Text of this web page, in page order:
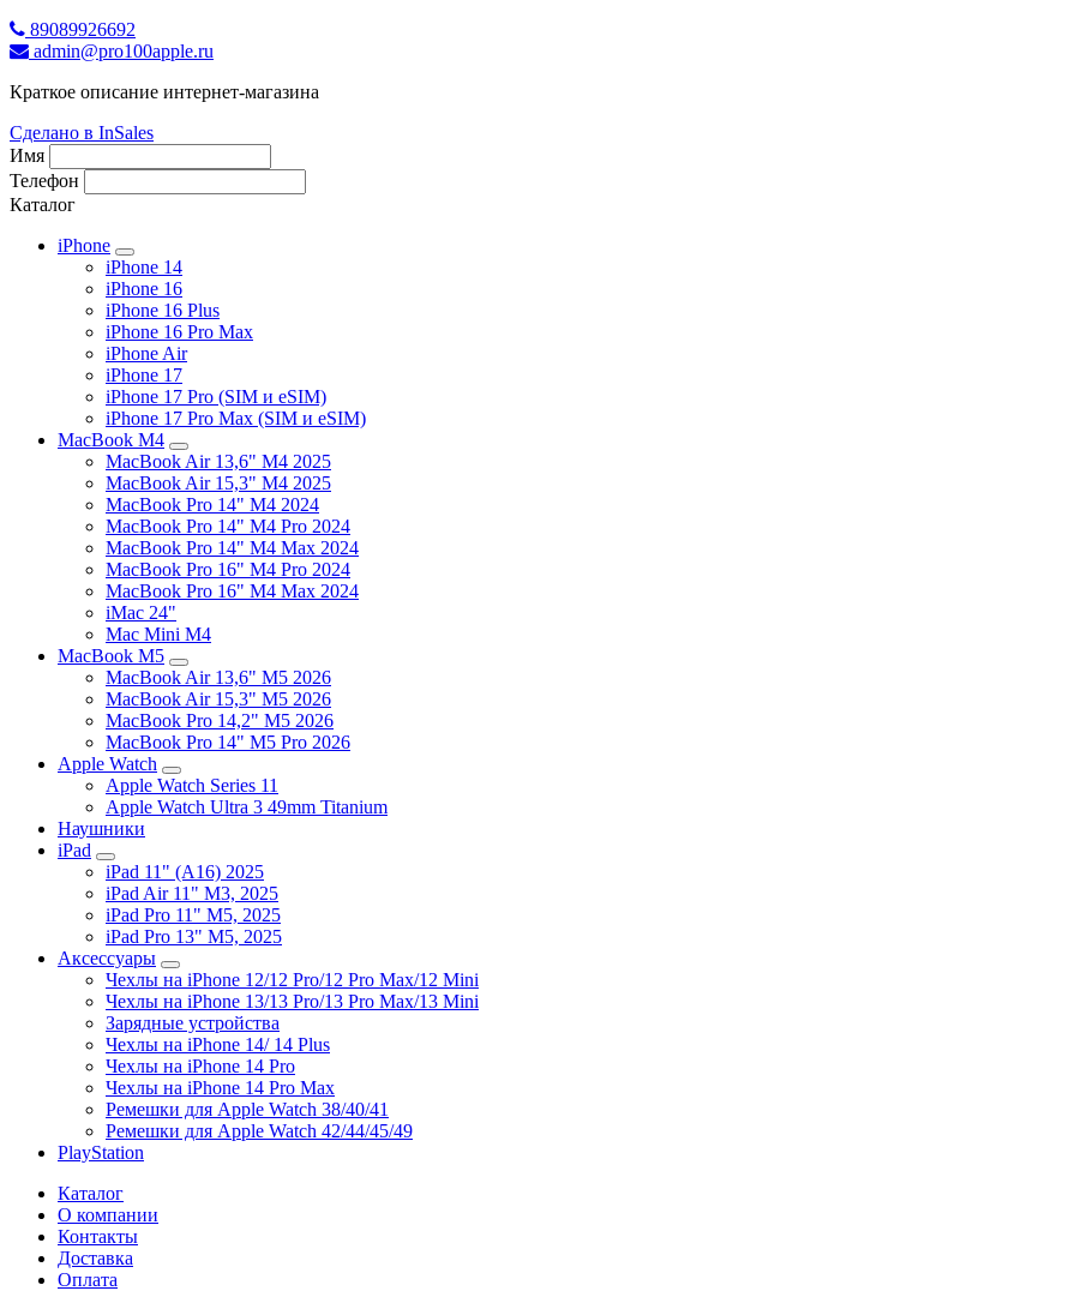
89089926692
admin@pro100apple.ru
Краткое описание интернет-магазина
Сделано в InSales
Имя
Телефон
Каталог
iPhone
iPhone 14
iPhone 16
iPhone 16 Plus
iPhone 16 Pro Max
iPhone Air
iPhone 17
iPhone 17 Pro (SIM и eSIM)
iPhone 17 Pro Max (SIM и eSIM)
MacBook M4
MacBook Air 13,6" M4 2025
MacBook Air 15,3" M4 2025
MacBook Pro 14" M4 2024
MacBook Pro 14" M4 Pro 2024
MacBook Pro 14" M4 Max 2024
MacBook Pro 16" M4 Pro 2024
MacBook Pro 16" M4 Max 2024
iMac 24"
Mac Mini M4
MacBook M5
MacBook Air 13,6" M5 2026
MacBook Air 15,3" M5 2026
MacBook Pro 14,2" M5 2026
MacBook Pro 14" M5 Pro 2026
Apple Watch
Apple Watch Series 11
Apple Watch Ultra 3 49mm Titanium
Наушники
iPad
iPad 11" (A16) 2025
iPad Air 11" M3, 2025
iPad Pro 11" M5, 2025
iPad Pro 13" M5, 2025
Аксессуары
Чехлы на iPhone 12/12 Pro/12 Pro Max/12 Mini
Чехлы на iPhone 13/13 Pro/13 Pro Max/13 Mini
Зарядные устройства
Чехлы на iPhone 14/ 14 Plus
Чехлы на iPhone 14 Pro
Чехлы на iPhone 14 Pro Max
Ремешки для Apple Watch 38/40/41
Ремешки для Apple Watch 42/44/45/49
PlayStation
Каталог
О компании
Контакты
Доставка
Оплата